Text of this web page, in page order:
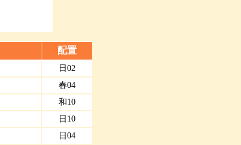
配置
日02
春04
和10
日10
日04